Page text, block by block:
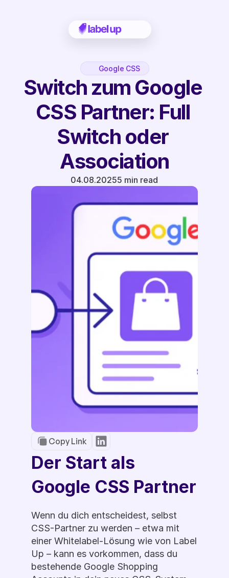
Google CSS
Switch zum Google
CSS Partner: Full
Switch oder
Association
04.08.20255 min read
Copy Link
Der Start als
Google CSS Partner
Wenn du dich entscheidest, selbst
CSS-Partner zu werden – etwa mit
einer Whitelabel-Lösung wie von Label
Up – kann es vorkommen, dass du
bestehende Google Shopping